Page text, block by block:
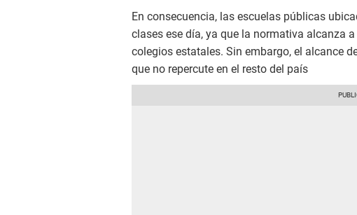
En consecuencia, las escuelas públicas
clases ese día, ya que la normativa alcanza
colegios estatales. Sin embargo, el alcance
que no repercute en el resto del país